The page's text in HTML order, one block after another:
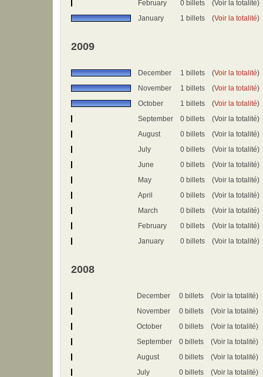
February
0 billets
(Voir la totalité)
January
1 billets (Voir la totalité)
2009
December 1 billets (Voir la totalité)
November
1 billets (Voir la totalité)
October
1 billets (Voir la totalité)
September
0 billets
(Voir la totalité)
August
0 billets
(Voir la totalité)
July
0 billets
(Voir la totalité)
June
0 billets
(Voir la totalité)
May
0 billets
(Voir la totalité)
April
0 billets
(Voir la totalité)
March
0 billets
(Voir la totalité)
February
0 billets
(Voir la totalité)
January
0 billets (Voir la totalité)
2008
December 0 billets
(Voir la totalité)
November
0 billets
(Voir la totalité)
October
0 billets
(Voir la totalité)
September
0 billets
(Voir la totalité)
August
0 billets
(Voir la totalité)
July
0 billets (Voir la totalité)